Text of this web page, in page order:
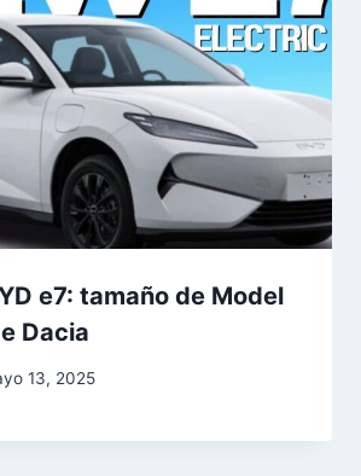
e7: tamaño de Model
Dacia
13, 2025